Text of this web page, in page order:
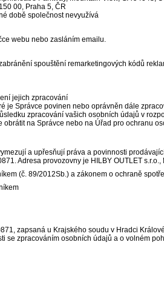
00, Praha 5, ČR
době společnost nevyužívá
webu nebo zasláním emailu.
spouštění remarketingových kódů
jejich zpracování
Správce povinen nebo oprávněn dále
zpracování vašich osobních údajů v
na Správce nebo na Úřad pro ochranu
a upřesňují práva a povinnosti
Adresa provozovny je HILBY OUTLET
(č. 89/2012Sb.) a zákonem o ochraně
zapsaná u Krajského soudu v Hradci
zpracováním osobních údajů a o volném